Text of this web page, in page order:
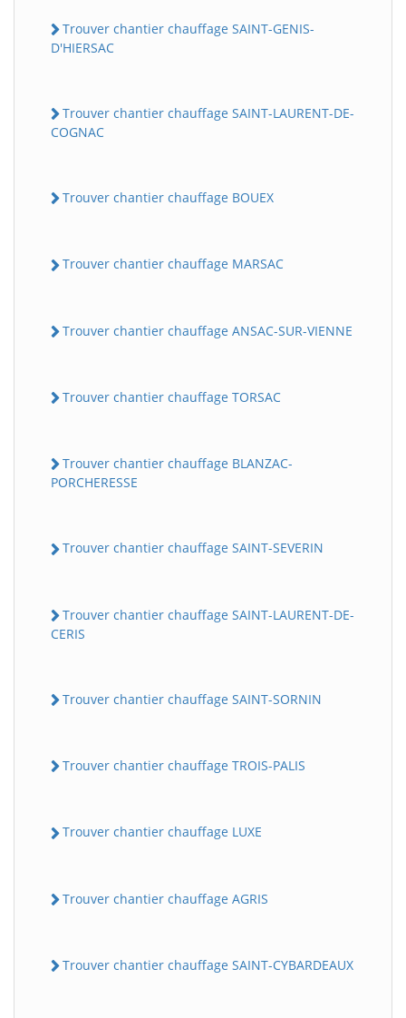
Trouver chantier chauffage SAINT-GENIS-
D'HIERSAC
Trouver chantier chauffage SAINT-LAURENT-DE-
COGNAC
Trouver chantier chauffage BOUEX
Trouver chantier chauffage MARSAC
Trouver chantier chauffage ANSAC-SUR-VIENNE
Trouver chantier chauffage TORSAC
Trouver chantier chauffage BLANZAC-
PORCHERESSE
Trouver chantier chauffage SAINT-SEVERIN
Trouver chantier chauffage SAINT-LAURENT-DE-
CERIS
Trouver chantier chauffage SAINT-SORNIN
Trouver chantier chauffage TROIS-PALIS
Trouver chantier chauffage LUXE
Trouver chantier chauffage AGRIS
Trouver chantier chauffage SAINT-CYBARDEAUX